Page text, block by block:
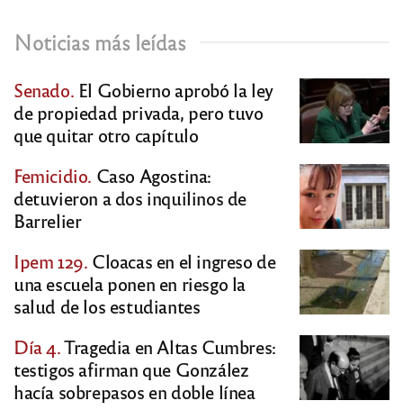
Noticias más leídas
Senado. El Gobierno aprobó la ley
de propiedad privada, pero tuvo
que quitar otro capítulo
Femicidio. Caso Agostina:
detuvieron a dos inquilinos de
Barrelier
Ipem 129. Cloacas en el ingreso de
una escuela ponen en riesgo la
salud de los estudiantes
Día 4.Tragedia en Altas Cumbres:
testigos afirman que González
hacía sobrepasos en doble línea